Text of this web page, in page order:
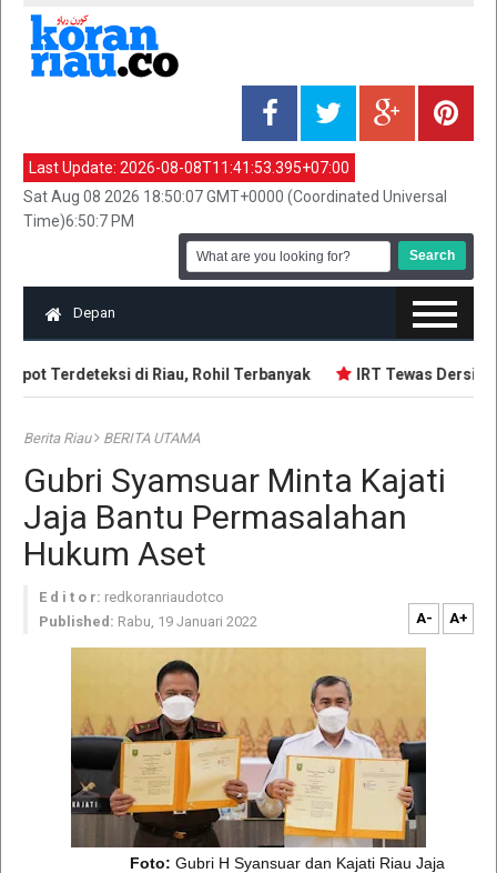
Last Update: 2026-08-08T11:41:53.395+07:00
Sat Aug 08 2026 18:50:07 GMT+0000 (Coordinated Universal
Time)6:50:7 PM
Depan
Terdeteksi di Riau, Rohil Terbanyak IRT Tewas
Berita Riau BERITA UTAMA
Gubri Syamsuar Minta Kajati
Jaja Bantu Permasalahan
Hukum Aset
E d i t o r: redkoranriaudotco
Published: Rabu, 19 Januari 2022 A- A+
Foto: Gubri H Syansuar dan Kajati Riau Jaja